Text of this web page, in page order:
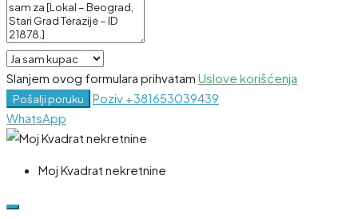
Slanjem ovog formulara prihvatam Uslove korišćenja
Pošalji poruku Poziv +381653039439
WhatsApp
Moj Kvadrat nekretnine